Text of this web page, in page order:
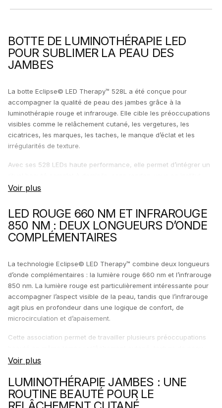
BOTTE DE LUMINOTHÉRAPIE LED
POUR SUBLIMER LA PEAU DES
JAMBES
La botte Eclipse© LED Therapy™ 528L a été conçue pour
accompagner la qualité de peau des jambes grâce à la
luminothérapie rouge et infrarouge. Elle cible les préoccupations
visibles comme le relâchement cutané, les vergetures, les
cicatrices, les marques, les taches, le manque d’éclat et les
irrégularités de texture.
Avec ses 528 LEDs haute performance, elle permet d’intégrer un
Utilisée régulièrement, elle peut aider la peau des jambes à
homogène.
LED ROUGE 660 NM ET INFRAROUGE
850 NM : DEUX LONGUEURS D’ONDE
COMPLÉMENTAIRES
La technologie Eclipse© LED Therapy™ combine deux longueurs
d’onde complémentaires : la lumière rouge 660 nm et l’infrarouge
850 nm. La lumière rouge est particulièrement intéressante pour
accompagner l’aspect visible de la peau, tandis que l’infrarouge
agit plus en profondeur dans une logique de confort, de
microcirculation et d’apaisement.
Cette association permet de travailler plusieurs préoccupations
marques, cicatrices, vergetures, taches, rougeurs et sensations
invasive.
LUMINOTHÉRAPIE JAMBES : UNE
ROUTINE BEAUTÉ POUR LE